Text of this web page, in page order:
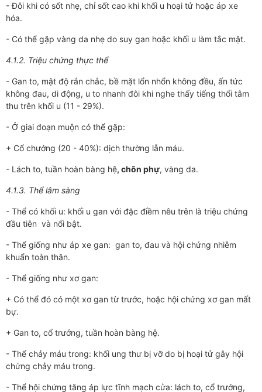
- Đôi khi có sốt nhẹ, chỉ sốt cao khi khối u hoại tử hoặc áp xe
hóa.
- Có thể gặp vàng da nhẹ do suy gan hoặc khối u làm tắc mật.
4.1.2. Triệu chứng thực thể
- Gan to, mật độ rắn chắc, bề mặt lổn nhổn không đều, ấn tức
không đau, di động, u to nhanh đôi khi nghe thấy tiếng thổi tâm
thu trên khối u (11 - 29%).
- Ở giai đoạn muộn có thể gặp:
+ Cổ chướng (20 - 40%): dịch thường lẫn máu.
- Lách to, tuần hoàn bàng hệ, chõn phự, vàng da.
4.1.3. Thể lâm sàng
- Thể có khối u: khối u gan với đặc điềm nêu trên là triệu chứng
đầu tiên và nổi bật.
- Thể giống như áp xe gan: gan to, đau và hội chứng nhiễm
khuẩn toàn thân.
- Thể giống như xơ gan:
+ Có thể đó có một xơ gan từ trước, hoặc hội chứng xơ gan mất
bự.
+ Gan to, cổ trướng, tuần hoàn bàng hệ.
- Thể chảy máu trong: khối ung thư bị vỡ do bị hoại tử gây hội
chứng chảy máu trong.
- Thể hội chứng tăng áp lực tĩnh mạch cửa: lách to, cổ trướng,